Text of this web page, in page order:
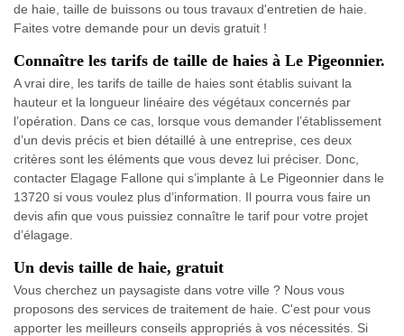
de haie, taille de buissons ou tous travaux d'entretien de haie.
Faites votre demande pour un devis gratuit !
Connaître les tarifs de taille de haies à Le Pigeonnier.
A vrai dire, les tarifs de taille de haies sont établis suivant la
hauteur et la longueur linéaire des végétaux concernés par
l’opération. Dans ce cas, lorsque vous demander l’établissement
d’un devis précis et bien détaillé à une entreprise, ces deux
critères sont les éléments que vous devez lui préciser. Donc,
contacter Elagage Fallone qui s’implante à Le Pigeonnier dans le
13720 si vous voulez plus d’information. Il pourra vous faire un
devis afin que vous puissiez connaître le tarif pour votre projet
d’élagage.
Un devis taille de haie, gratuit
Vous cherchez un paysagiste dans votre ville ? Nous vous
proposons des services de traitement de haie. C'est pour vous
apporter les meilleurs conseils appropriés à vos nécessités. Si